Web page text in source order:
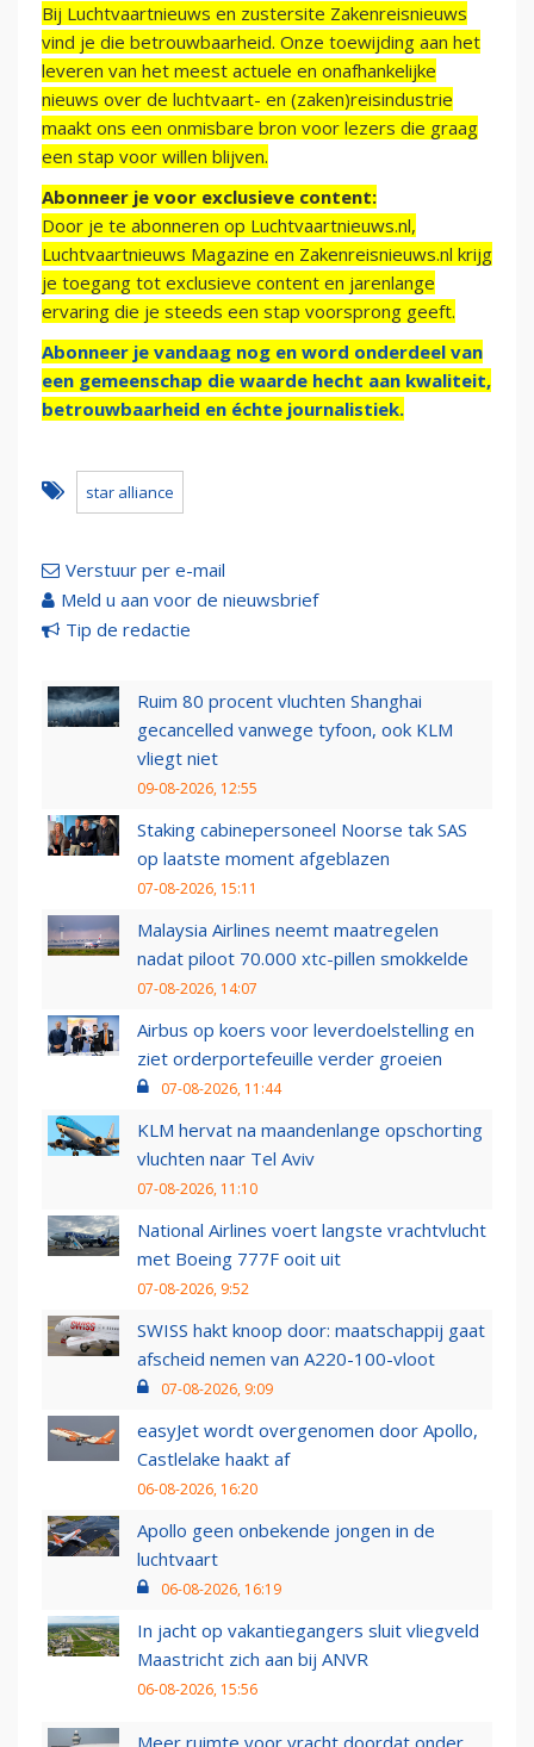
Bij Luchtvaartnieuws en zustersite Zakenreisnieuws
vind je die betrouwbaarheid. Onze toewijding aan het
leveren van het meest actuele en onafhankelijke
nieuws over de luchtvaart- en (zaken)reisindustrie
maakt ons een onmisbare bron voor lezers die graag
een stap voor willen blijven.
Abonneer je voor exclusieve content:
Door je te abonneren op Luchtvaartnieuws.nl,
Luchtvaartnieuws Magazine en Zakenreisnieuws.nl krijg
je toegang tot exclusieve content en jarenlange
ervaring die je steeds een stap voorsprong geeft.
Abonneer je vandaag nog en word onderdeel van
een gemeenschap die waarde hecht aan kwaliteit,
betrouwbaarheid en échte journalistiek.
star alliance
Verstuur per e-mail
Meld u aan voor de nieuwsbrief
Tip de redactie
Ruim 80 procent vluchten Shanghai
gecancelled vanwege tyfoon, ook KLM
vliegt niet
09-08-2026, 12:55
Staking cabinepersoneel Noorse tak SAS
op laatste moment afgeblazen
07-08-2026, 15:11
Malaysia Airlines neemt maatregelen
nadat piloot 70.000 xtc-pillen smokkelde
07-08-2026, 14:07
Airbus op koers voor leverdoelstelling en
ziet orderportefeuille verder groeien
07-08-2026, 11:44
KLM hervat na maandenlange opschorting
vluchten naar Tel Aviv
07-08-2026, 11:10
National Airlines voert langste vrachtvlucht
met Boeing 777F ooit uit
07-08-2026, 9:52
SWISS hakt knoop door: maatschappij gaat
afscheid nemen van A220-100-vloot
07-08-2026, 9:09
easyJet wordt overgenomen door Apollo,
Castlelake haakt af
06-08-2026, 16:20
Apollo geen onbekende jongen in de
luchtvaart
06-08-2026, 16:19
In jacht op vakantiegangers sluit vliegveld
Maastricht zich aan bij ANVR
06-08-2026, 15:56